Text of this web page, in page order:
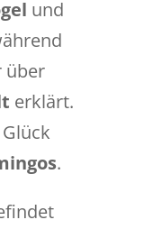
und
über
erklärt.
.